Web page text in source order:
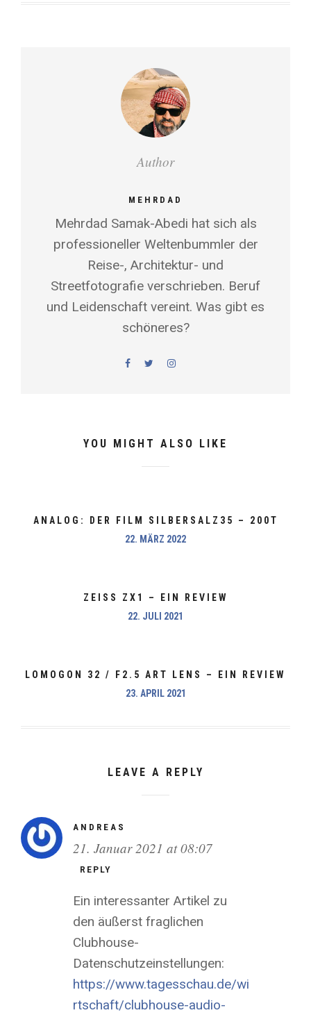
Author
MEHRDAD
Mehrdad Samak-Abedi hat sich als
professioneller Weltenbummler der
Reise-, Architektur- und
Streetfotografie verschrieben. Beruf
und Leidenschaft vereint. Was gibt es
schöneres?
YOU MIGHT ALSO LIKE
ANALOG: DER FILM SILBERSALZ35 – 200T
22. MÄRZ 2022
ZEISS ZX1 – EIN REVIEW
22. JULI 2021
LOMOGON 32 / F2.5 ART LENS – EIN REVIEW
23. APRIL 2021
LEAVE A REPLY
ANDREAS
21. Januar 2021 at 08:07
REPLY
Ein interessanter Artikel zu
den äußerst fraglichen
Clubhouse-
Datenschutzeinstellungen:
https://www.tagesschau.de/wi
rtschaft/clubhouse-audio-